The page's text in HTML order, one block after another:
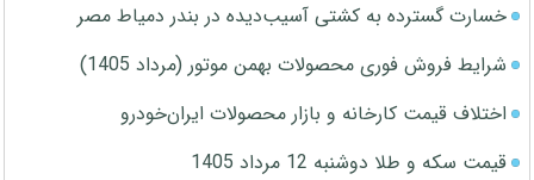
خسارت گسترده به کشتی آسیب‌دیده در بندر دمیاط مصر
شرایط فروش فوری محصولات بهمن موتور (مرداد 1405)
اختلاف قیمت کارخانه و بازار محصولات ایران‌خودرو
قیمت سکه و طلا دوشنبه 12 مرداد 1405